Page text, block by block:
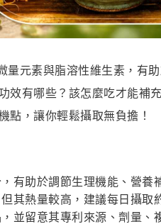
元素與脂溶性維生素，有
效有哪些？該怎麼吃才能補
點，讓你輕鬆攝取無負擔！
有助於調節生理機能、營養
其熱量較高，建議每日攝取
並留意其專利來源、劑量、